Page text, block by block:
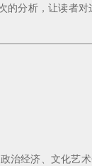
的分析，让读者
经济、文化艺术